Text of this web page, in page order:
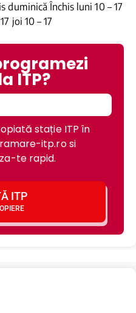
duminică Închis luni 10 – 17
joi 10 – 17
ITP?
stație ITP în
itp.ro si
te rapid.
ITP